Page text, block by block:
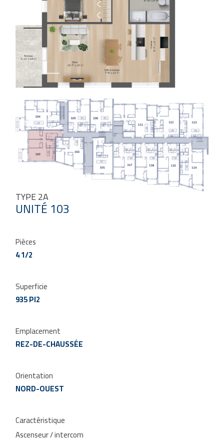
TYPE 2A
UNITÉ 103
Pièces
4 1/2
Superficie
935 PI2
Emplacement
REZ-DE-CHAUSSÉE
Orientation
NORD-OUEST
Caractéristique
Ascenseur / intercom